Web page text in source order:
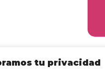
tu privacidad